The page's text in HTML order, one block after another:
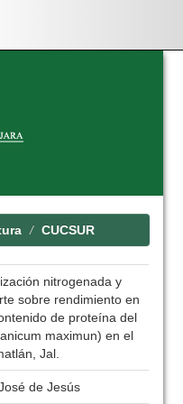
CUCSUR
nitrogenada y
sobre rendimiento en
de proteína del
maximun) en el
Jal.
de Jesús